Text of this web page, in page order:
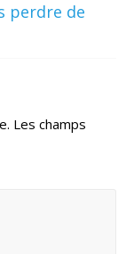
perdre de
Les champs